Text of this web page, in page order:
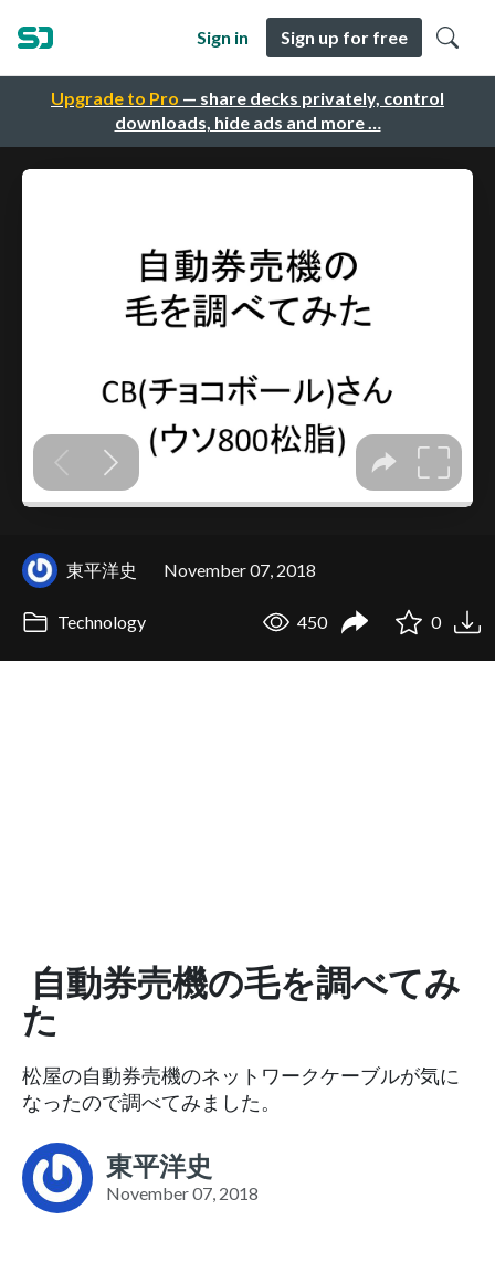
Upgrade to Pro — share decks privately, control
downloads, hide ads and more …
Sign in Sign up for free
東平洋史 November 07, 2018
Technology 450 0
自動券売機の毛を調べてみ
た
松屋の自動券売機のネットワークケーブルが気に
なったので調べてみました。
東平洋史
November 07, 2018